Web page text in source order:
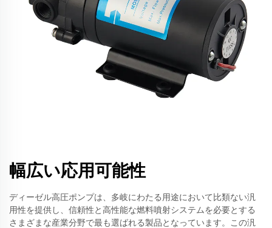
幅広い応用可能性
ディーゼル高圧ポンプは、多岐にわたる用途において比類ない汎
用性を提供し、信頼性と高性能な燃料噴射システムを必要とする
さまざまな産業分野で最も選ばれる製品となっています。この汎